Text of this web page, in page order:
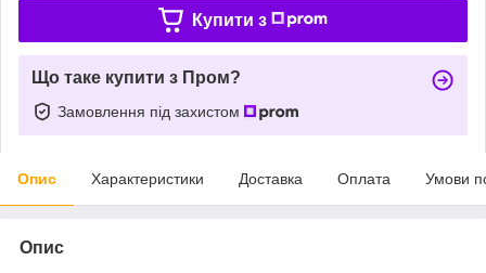
Купити з
Що таке купити з Пром?
Замовлення під захистом
Опис Характеристики Доставка Оплата Умови
Опис